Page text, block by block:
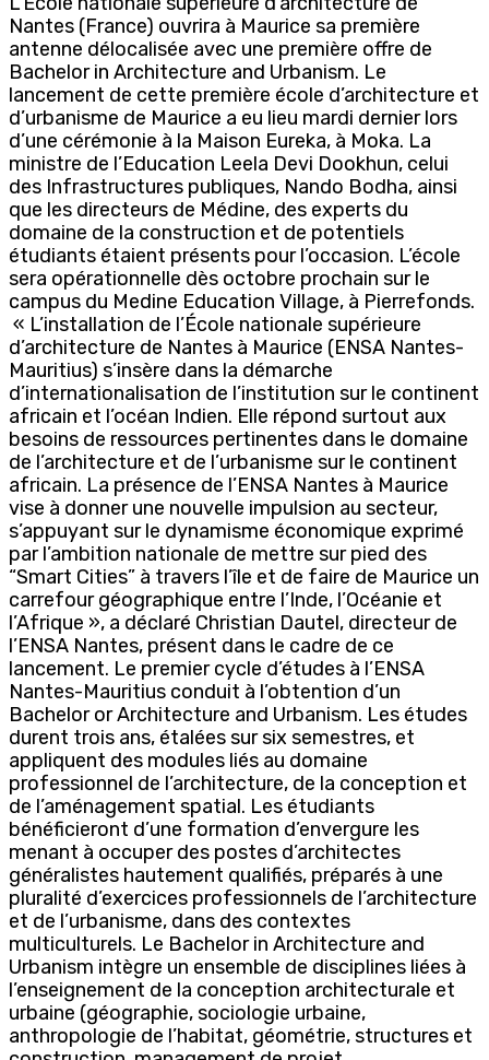
Nantes (France) ouvrira à Maurice sa première
antenne délocalisée avec une première offre de
Bachelor in Architecture and Urbanism. Le
lancement de cette première école d’architecture et
d’urbanisme de Maurice a eu lieu mardi dernier lors
d’une cérémonie à la Maison Eureka, à Moka. La
ministre de l’Education Leela Devi Dookhun, celui
des Infrastructures publiques, Nando Bodha, ainsi
que les directeurs de Médine, des experts du
domaine de la construction et de potentiels
étudiants étaient présents pour l’occasion. L’école
sera opérationnelle dès octobre prochain sur le
campus du Medine Education Village, à Pierrefonds.
« L’installation de l’École nationale supérieure
d’architecture de Nantes à Maurice (ENSA Nantes-
Mauritius) s’insère dans la démarche
d’internationalisation de l’institution sur le continent
africain et l’océan Indien. Elle répond surtout aux
besoins de ressources pertinentes dans le domaine
de l’architecture et de l’urbanisme sur le continent
africain. La présence de l’ENSA Nantes à Maurice
vise à donner une nouvelle impulsion au secteur,
s’appuyant sur le dynamisme économique exprimé
par l’ambition nationale de mettre sur pied des
“Smart Cities” à travers l’île et de faire de Maurice un
carrefour géographique entre l’Inde, l’Océanie et
l’Afrique », a déclaré Christian Dautel, directeur de
l’ENSA Nantes, présent dans le cadre de ce
lancement. Le premier cycle d’études à l’ENSA
Nantes-Mauritius conduit à l’obtention d’un
Bachelor or Architecture and Urbanism. Les études
durent trois ans, étalées sur six semestres, et
appliquent des modules liés au domaine
professionnel de l’architecture, de la conception et
de l’aménagement spatial. Les étudiants
bénéficieront d’une formation d’envergure les
menant à occuper des postes d’architectes
généralistes hautement qualifiés, préparés à une
pluralité d’exercices professionnels de l’architecture
et de l’urbanisme, dans des contextes
multiculturels. Le Bachelor in Architecture and
Urbanism intègre un ensemble de disciplines liées à
l’enseignement de la conception architecturale et
urbaine (géographie, sociologie urbaine,
anthropologie de l’habitat, géométrie, structures et